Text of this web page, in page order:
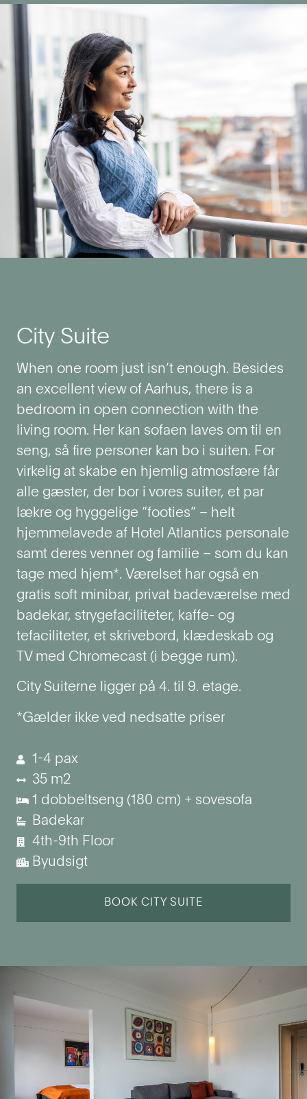
City Suite
When one room just isn’t enough. Besides
an excellent view of Aarhus, there is a
bedroom in open connection with the
living room. Her kan sofaen laves om til en
seng, så fire personer kan bo i suiten. For
virkelig at skabe en hjemlig atmosfære får
alle gæster, der bor i vores suiter, et par
lækre og hyggelige “footies” – helt
hjemmelavede af Hotel Atlantics personale
samt deres venner og familie – som du kan
tage med hjem*. Værelset har også en
gratis soft minibar, privat badeværelse med
badekar, strygefaciliteter, kaffe- og
tefaciliteter, et skrivebord, klædeskab og
TV med Chromecast (i begge rum).
City Suiterne ligger på 4. til 9. etage.
*Gælder ikke ved nedsatte priser
1-4 pax
35 m2
1 dobbeltseng (180 cm) + sovesofa
Badekar
4th-9th Floor
Byudsigt
BOOK CITY SUITE